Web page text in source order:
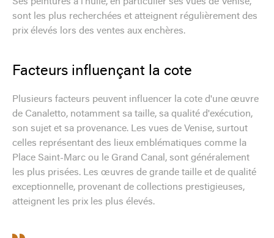
sont les plus recherchées et atteignent régulièrement des
prix élevés lors des ventes aux enchères.
Facteurs influençant la cote
Plusieurs facteurs peuvent influencer la cote d'une œuvre
de Canaletto, notamment sa taille, sa qualité d'exécution,
son sujet et sa provenance. Les vues de Venise, surtout
celles représentant des lieux emblématiques comme la
Place Saint-Marc ou le Grand Canal, sont généralement
les plus prisées. Les œuvres de grande taille et de qualité
exceptionnelle, provenant de collections prestigieuses,
atteignent les prix les plus élevés.